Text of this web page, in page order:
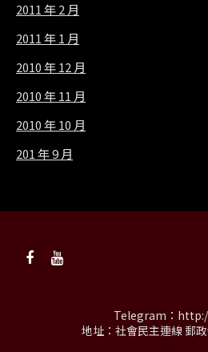
2011 年 2 月
2011 年 1 月
2010 年 12 月
2010 年 11 月
2010 年 10 月
201 年 9 月
Telegram：
地址：社會民主連線 郵